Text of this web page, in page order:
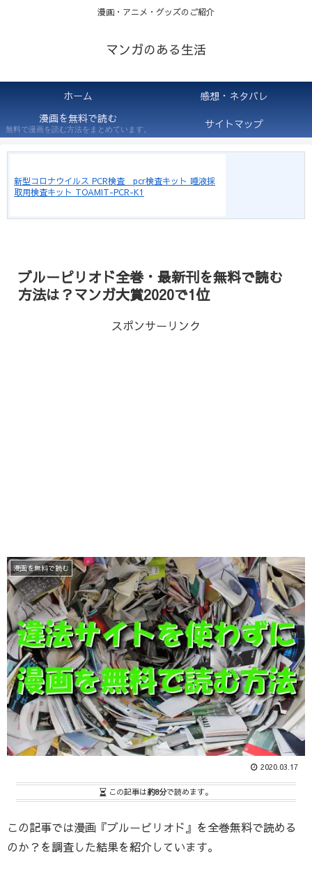
漫画・アニメ・グッズのご紹介
マンガのある生活
ホーム
感想・ネタバレ
漫画を無料で読む
無料で漫画を読む方法をまとめています。 サイトマップ
新型コロナウイルス PCR検査 pcr検査キット 唾液採
取用検査キット TOAMIT-PCR-K1
ブルーピリオド全巻・最新刊を無料で読む
方法は？マンガ大賞2020で1位
スポンサーリンク
漫画を無料で読む
2020.03.17
この記事は約8分で読めます。
この記事では漫画『ブルーピリオド』を全巻無料で読める
のか？を調査した結果を紹介しています。